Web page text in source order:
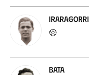
Iraragorri
Bata